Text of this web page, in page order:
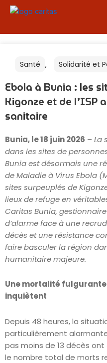
Skip
Santé , Solidarité et
Ebola à Bunia : les
Kigonze et de l’ISP
sanitaire
Bunia, le 18 juin 2026 – La
dans les sites de
Bunia est désormais une
de Maladie à Virus Ebola
sites surpeuplés de
lieux de refuge en
Caritas Bunia,
d’alarme face à une
décès et une résistance
faire basculer la région
humanitaire majeure.
Une mortalité
inquiètent
Depuis 48 heures, la
particulièrement
pas moins de 13 décès
le nombre total de morts